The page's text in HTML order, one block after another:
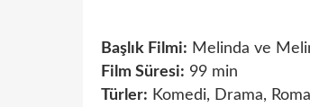
Başlık Filmi: Melinda ve
Film Süresi: 99 min
Türler: Komedi, Drama,